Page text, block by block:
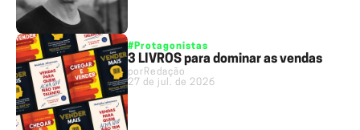
#Protagonistas
3 LIVROS para dominar as vendas
por Redação
27 de jul. de 2026